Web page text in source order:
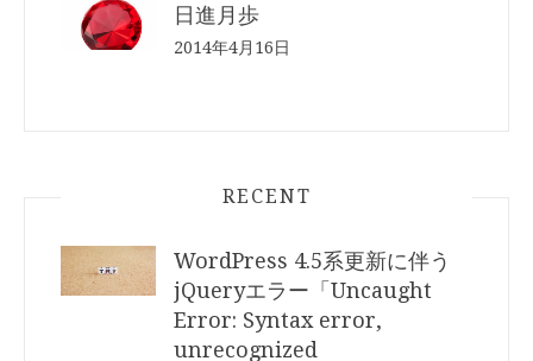
日進月歩
2014年4月16日
RECENT
WordPress 4.5系更新に伴う
jQueryエラー「Uncaught
Error: Syntax error,
unrecognized